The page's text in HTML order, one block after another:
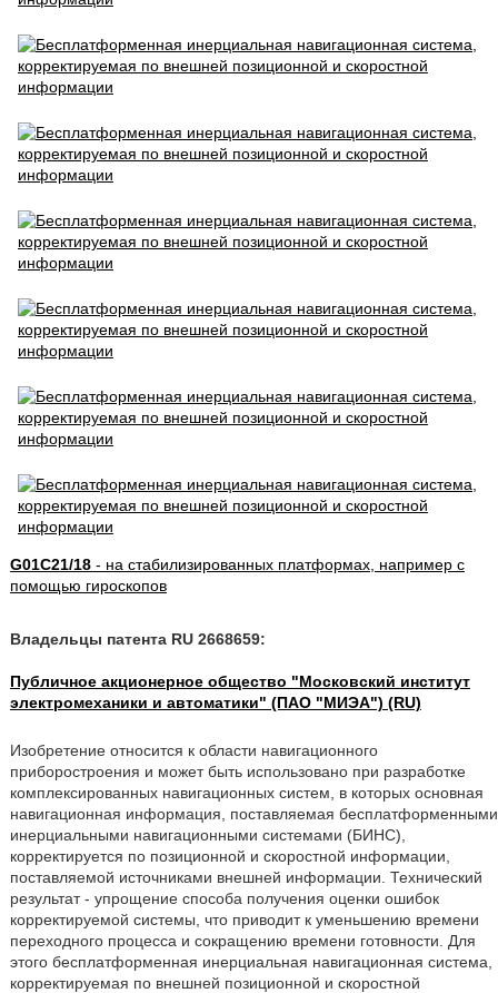
G01C21/18- на стабилизированных платформах, например с
помощью гироскопов
Владельцы патента RU 2668659:
Публичное акционерное общество "Московский институт
электромеханики и автоматики" (ПАО "МИЭА") (RU)
Изобретение относится к области навигационного
приборостроения и может быть использовано при разработке
комплексированных навигационных систем, в которых основная
навигационная информация, поставляемая бесплатформенными
инерциальными навигационными системами (БИНС),
корректируется по позиционной и скоростной информации,
поставляемой источниками внешней информации. Технический
результат - упрощение способа получения оценки ошибок
корректируемой системы, что приводит к уменьшению времени
переходного процесса и сокращению времени готовности. Для
этого бесплатформенная инерциальная навигационная система,
корректируемая по внешней позиционной и скоростной